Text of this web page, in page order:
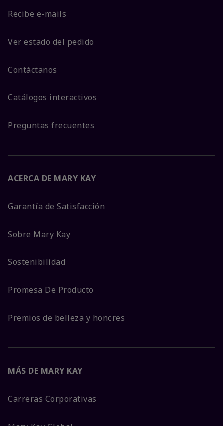
Recibe e-mails
Ver estado del pedido
Contáctanos
Catálogos interactivos
Preguntas frecuentes
ACERCA DE MARY KAY
Garantía de Satisfacción
Sobre Mary Kay
Sostenibilidad
Promesa De Producto
Premios de belleza y honores
MÁS DE MARY KAY
Carreras Corporativas